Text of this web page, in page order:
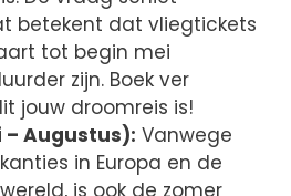
betekent dat vliegtickets
tot begin mei
zijn. Boek ver
jouw droomreis is!
– Augustus): Vanwege
in Europa en de
is ook de zomer